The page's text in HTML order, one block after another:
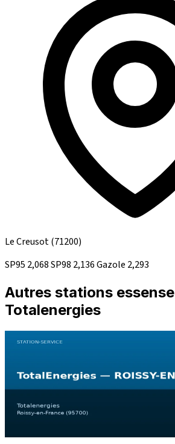
Le Creusot(71200)
SP95 2,068SP98 2,136Gazole 2,293
Autres stations essense
Totalenergies